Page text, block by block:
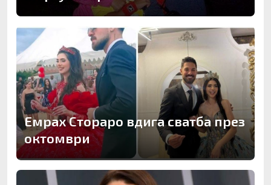
Емрах Стораро вдига сватба през
октомври